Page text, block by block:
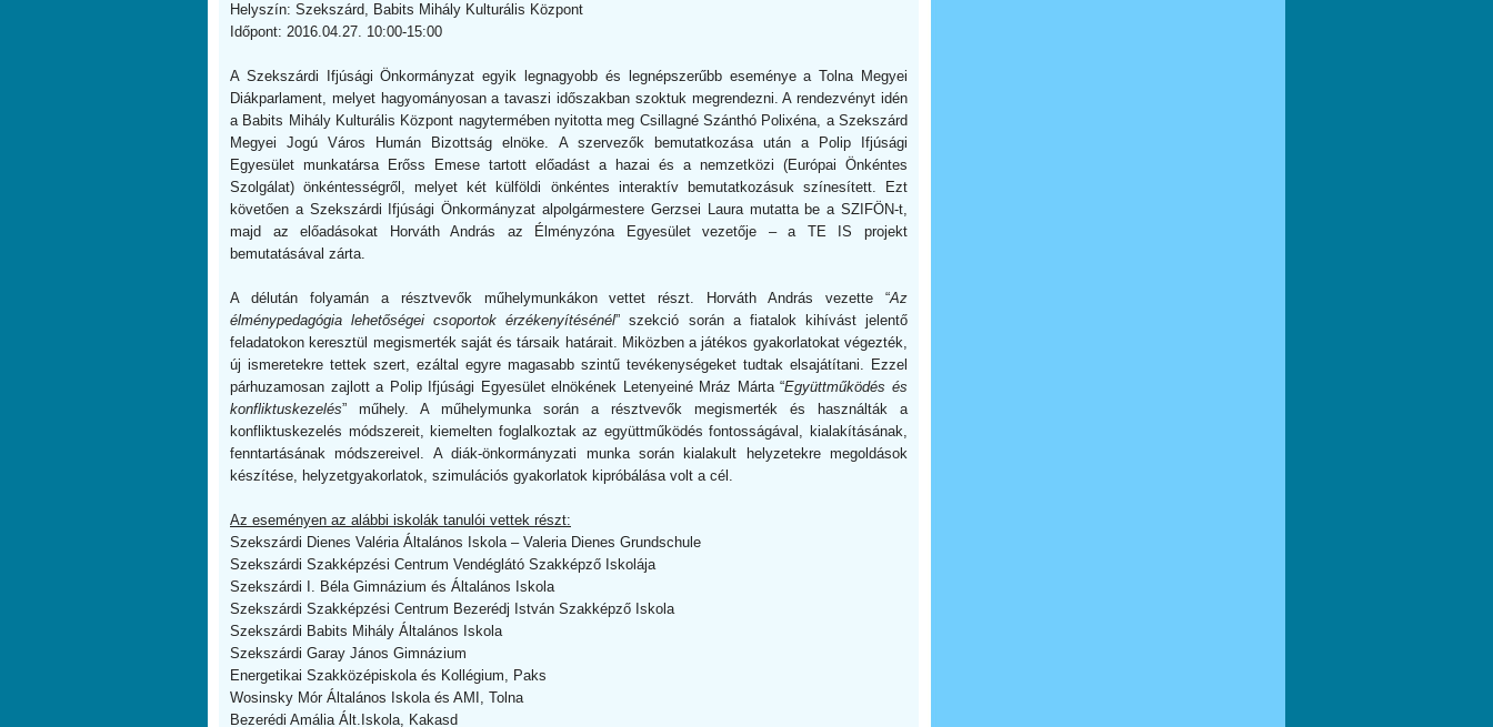
Helyszín: Szekszárd, Babits Mihály Kulturális Központ
Időpont: 2016.04.27. 10:00-15:00
A Szekszárdi Ifjúsági Önkormányzat egyik legnagyobb és legnépszerűbb eseménye a Tolna Megyei
Diákparlament, melyet hagyományosan a tavaszi időszakban szoktuk megrendezni. A rendezvényt idén
a Babits Mihály Kulturális Központ nagytermében nyitotta meg Csillagné Szánthó Polixéna, a Szekszárd
Megyei Jogú Város Humán Bizottság elnöke. A szervezők bemutatkozása után a Polip Ifjúsági
Egyesület munkatársa Erőss Emese tartott előadást a hazai és a nemzetközi (Európai Önkéntes
Szolgálat) önkéntességről, melyet két külföldi önkéntes interaktív bemutatkozásuk színesített. Ezt
követően a Szekszárdi Ifjúsági Önkormányzat alpolgármestere Gerzsei Laura mutatta be a SZIFÖN-t,
majd az előadásokat Horváth András az Élményzóna Egyesület vezetője – a TE IS projekt
bemutatásával zárta.
A délután folyamán a résztvevők műhelymunkákon vettet részt. Horváth András vezette “Az
élménypedagógia lehetőségei csoportok érzékenyítésénél” szekció során a fiatalok kihívást jelentő
feladatokon keresztül megismerték saját és társaik határait. Miközben a játékos gyakorlatokat végezték,
új ismeretekre tettek szert, ezáltal egyre magasabb szintű tevékenységeket tudtak elsajátítani. Ezzel
párhuzamosan zajlott a Polip Ifjúsági Egyesület elnökének Letenyeiné Mráz Márta “Együttműködés és
konfliktuskezelés” műhely. A műhelymunka során a résztvevők megismerték és használták a
konfliktuskezelés módszereit, kiemelten foglalkoztak az együttműködés fontosságával, kialakításának,
fenntartásának módszereivel. A diák-önkormányzati munka során kialakult helyzetekre megoldások
készítése, helyzetgyakorlatok, szimulációs gyakorlatok kipróbálása volt a cél.
Az eseményen az alábbi iskolák tanulói vettek részt:
Szekszárdi Dienes Valéria Általános Iskola – Valeria Dienes Grundschule
Szekszárdi Szakképzési Centrum Vendéglátó Szakképző Iskolája
Szekszárdi I. Béla Gimnázium és Általános Iskola
Szekszárdi Szakképzési Centrum Bezerédj István Szakképző Iskola
Szekszárdi Babits Mihály Általános Iskola
Szekszárdi Garay János Gimnázium
Energetikai Szakközépiskola és Kollégium, Paks
Wosinsky Mór Általános Iskola és AMI, Tolna
Bezerédi Amália Ált.Iskola, Kakasd